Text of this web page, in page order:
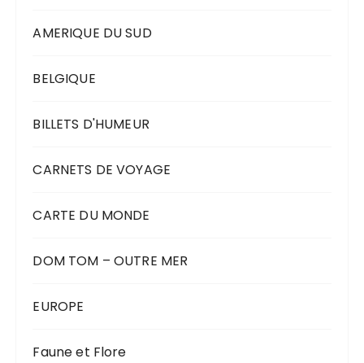
AMERIQUE DU SUD
BELGIQUE
BILLETS D'HUMEUR
CARNETS DE VOYAGE
CARTE DU MONDE
DOM TOM – OUTRE MER
EUROPE
Faune et Flore